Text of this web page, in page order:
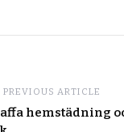
PREVIOUS ARTICLE
hemstädning